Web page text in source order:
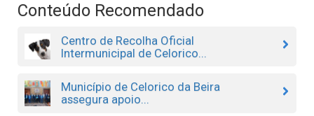
Conteúdo Recomendado
Centro de Recolha Oficial
Intermunicipal de Celorico...
Município de Celorico da Beira
assegura apoio...